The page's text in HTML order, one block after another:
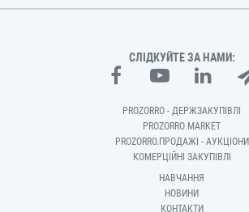
СЛІДКУЙТЕ ЗА НАМИ:
PROZORRO - ДЕРЖЗАКУПІВЛІ
PROZORRO MARKET
PROZORRO.ПРОДАЖІ - АУКЦІОНИ
КОМЕРЦІЙНІ ЗАКУПІВЛІ
НАВЧАННЯ
НОВИНИ
КОНТАКТИ